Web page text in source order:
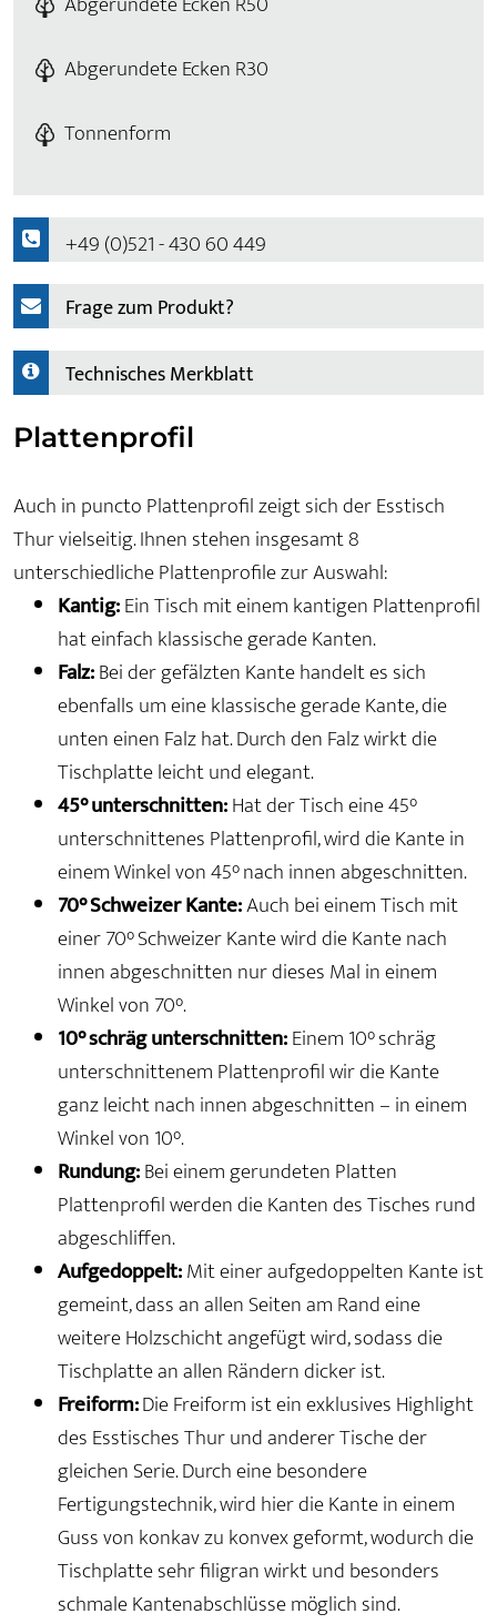
Abgerundete Ecken R30
Tonnenform
+49 (0)521 - 430 60 449
Frage zum Produkt?
Technisches Merkblatt
Plattenprofil
Auch in puncto Plattenprofil zeigt sich der Esstisch
Thur vielseitig. Ihnen stehen insgesamt 8
unterschiedliche Plattenprofile zur Auswahl:
Kantig:Ein Tisch mit einem kantigen Plattenprofil
hat einfach klassische gerade Kanten.
Falz:Bei der gefälzten Kante handelt es sich
ebenfalls um eine klassische gerade Kante, die
unten einen Falz hat. Durch den Falz wirkt die
Tischplatte leicht und elegant.
45° unterschnitten:Hat der Tisch eine 45°
unterschnittenes Plattenprofil, wird die Kante in
einem Winkel von 45° nach innen abgeschnitten.
70° Schweizer Kante:Auch bei einem Tisch mit
einer 70° Schweizer Kante wird die Kante nach
innen abgeschnitten nur dieses Mal in einem
Winkel von 70°.
10° schräg unterschnitten:Einem 10° schräg
unterschnittenem Plattenprofil wir die Kante
ganz leicht nach innen abgeschnitten – in einem
Winkel von 10°.
Rundung:Bei einem gerundeten Platten
Plattenprofil werden die Kanten des Tisches rund
abgeschliffen.
Aufgedoppelt:Mit einer aufgedoppelten Kante ist
gemeint, dass an allen Seiten am Rand eine
weitere Holzschicht angefügt wird, sodass die
Tischplatte an allen Rändern dicker ist.
Freiform:Die Freiform ist ein exklusives Highlight
des Esstisches Thur und anderer Tische der
gleichen Serie. Durch eine besondere
Fertigungstechnik, wird hier die Kante in einem
Guss von konkav zu konvex geformt, wodurch die
Tischplatte sehr filigran wirkt und besonders
schmale Kantenabschlüsse möglich sind.